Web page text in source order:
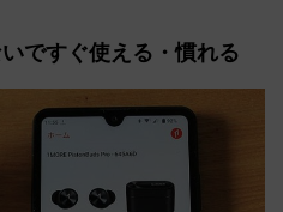
ですぐ使える・慣れる